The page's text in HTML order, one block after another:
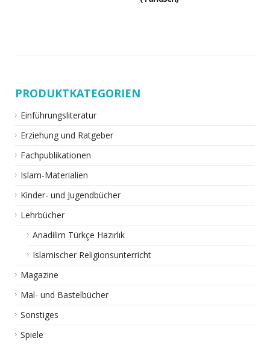
PRODUKTKATEGORIEN
Einführungsliteratur
Erziehung und Ratgeber
Fachpublikationen
Islam-Materialien
Kinder- und Jugendbücher
Lehrbücher
Anadilim Türkçe Hazırlık
Islamischer Religionsunterricht
Magazine
Mal- und Bastelbücher
Sonstiges
Spiele